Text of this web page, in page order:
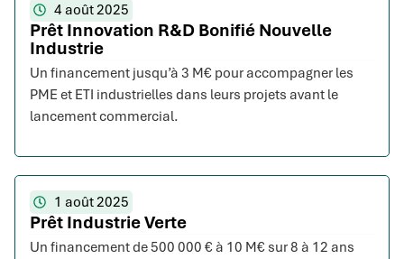
4 août 2025
Prêt Innovation R&D Bonifié Nouvelle
Industrie
Un financement jusqu’à 3 M€ pour accompagner les
PME et ETI industrielles dans leurs projets avant le
lancement commercial.
1 août 2025
Prêt Industrie Verte
Un financement de 500 000 € à 10 M€ sur 8 à 12 ans